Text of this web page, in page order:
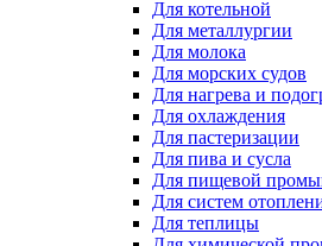
Для котельной
Для металлургии
Для молока
Для морских судов
Для нагрева и
Для охлаждения
Для пастеризации
Для пива и сусла
Для пищевой
Для систем
Для теплицы